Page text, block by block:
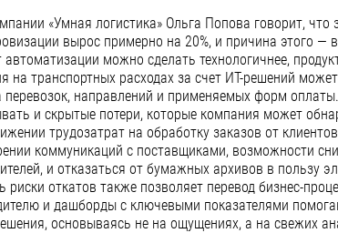
«Умная логистика» Ольга Попова говорит, что
вырос примерно на 20%, и причина этого —
автоматизации можно сделать технологичнее,
на транспортных расходах за счет ИТ-решений
перевозок, направлений и применяемых форм
и скрытые потери, которые компания может
трудозатрат на обработку заказов от
коммуникаций с поставщиками, возможности
и отказаться от бумажных архивов в пользу
откатов также позволяет перевод бизнес-
и дашборды с ключевыми показателями
основываясь не на ощущениях, а на свежих